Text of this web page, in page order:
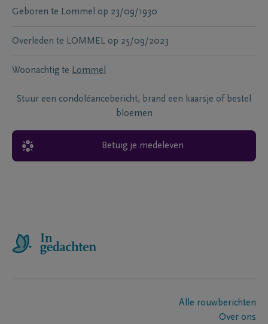
Geboren te Lommel op 23/09/1930
Overleden te LOMMEL op 25/09/2023
Woonachtig te Lommel
Stuur een condoléancebericht, brand een kaarsje of bestel
bloemen
Betuig je medeleven
Alle rouwberichten
Over ons